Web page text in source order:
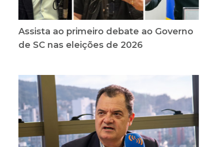
Assista ao primeiro debate ao Governo
de SC nas eleições de 2026